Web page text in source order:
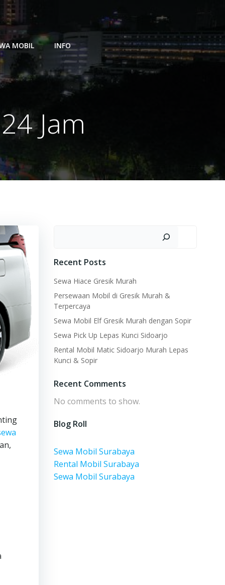
MOBIL INFO
Jam
Recent Posts
Sewa Hiace Gresik Murah
Persewaan Mobil di Gresik Murah &
Terpercaya
Sewa Mobil Elf Gresik Murah dengan Sopir
Sewa Pick Up Lepas Kunci Sidoarjo
Rental Mobil Matic Sidoarjo Murah Lepas
Kunci & Sopir
Recent Comments
No comments to show.
Blog Roll
Sewa Mobil Surabaya
Rental Mobil Surabaya
Sewa Mobil Surabaya